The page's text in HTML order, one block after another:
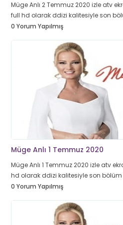
Müge Anlı 2 Temmuz 2020 izle atv
full hd olarak ddizi kalitesiyle son
0 Yorum Yapılmış
Müge Anlı 1 Temmuz 2020
Müge Anlı 1 Temmuz 2020 izle atv
hd olarak ddizi kalitesiyle son
0 Yorum Yapılmış